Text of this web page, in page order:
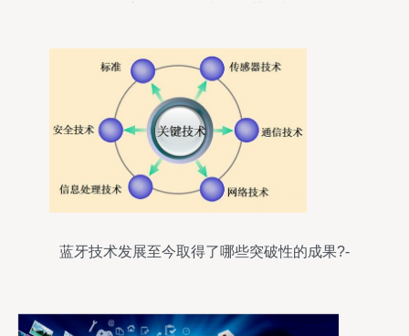
蓝牙技术发展至今取得了哪些突破性的成果?-